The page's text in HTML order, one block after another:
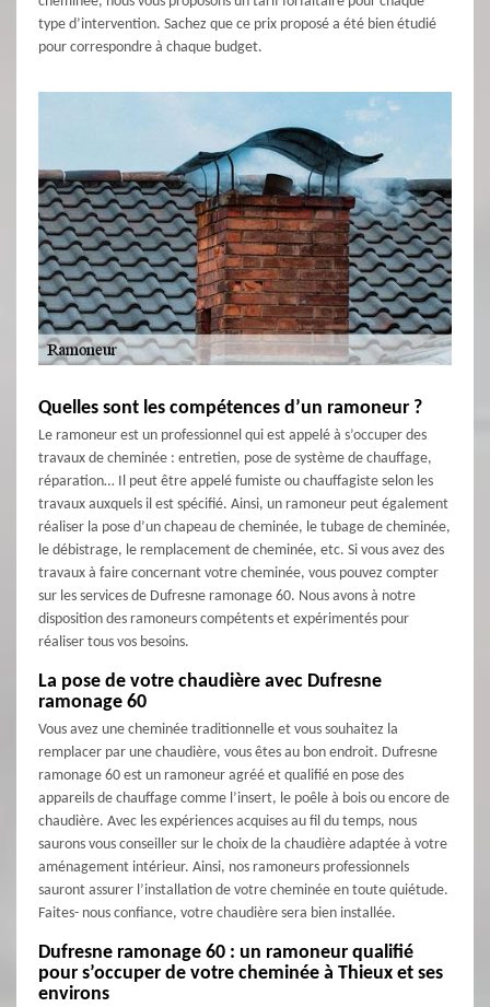
type d’intervention. Sachez que ce prix proposé a été bien étudié
pour correspondre à chaque budget.
Quelles sont les compétences d’un ramoneur ?
Le ramoneur est un professionnel qui est appelé à s’occuper des
travaux de cheminée : entretien, pose de système de chauffage,
réparation… Il peut être appelé fumiste ou chauffagiste selon les
travaux auxquels il est spécifié. Ainsi, un ramoneur peut également
réaliser la pose d’un chapeau de cheminée, le tubage de cheminée,
le débistrage, le remplacement de cheminée, etc. Si vous avez des
travaux à faire concernant votre cheminée, vous pouvez compter
sur les services de Dufresne ramonage 60. Nous avons à notre
disposition des ramoneurs compétents et expérimentés pour
réaliser tous vos besoins.
La pose de votre chaudière avec Dufresne
ramonage 60
Vous avez une cheminée traditionnelle et vous souhaitez la
remplacer par une chaudière, vous êtes au bon endroit. Dufresne
ramonage 60 est un ramoneur agréé et qualifié en pose des
appareils de chauffage comme l’insert, le poêle à bois ou encore de
chaudière. Avec les expériences acquises au fil du temps, nous
saurons vous conseiller sur le choix de la chaudière adaptée à votre
aménagement intérieur. Ainsi, nos ramoneurs professionnels
sauront assurer l’installation de votre cheminée en toute quiétude.
Faites- nous confiance, votre chaudière sera bien installée.
Dufresne ramonage 60 : un ramoneur qualifié
pour s’occuper de votre cheminée à Thieux et ses
environs